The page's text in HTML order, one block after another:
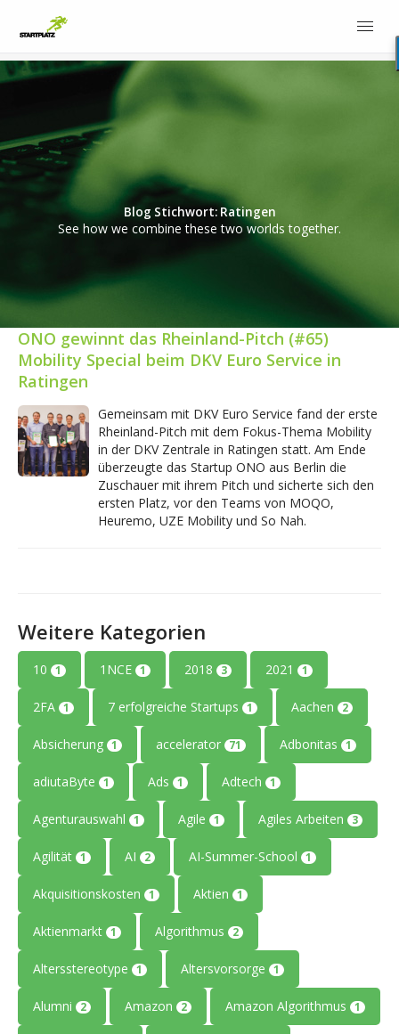
Blog Stichwort: Ratingen
See how we combine these two worlds together.
ONO gewinnt das Rheinland-Pitch (#65)
Mobility Special beim DKV Euro Service in
Ratingen
Gemeinsam mit DKV Euro Service fand der erste
Rheinland-Pitch mit dem Fokus-Thema Mobility
in der DKV Zentrale in Ratingen statt. Am Ende
überzeugte das Startup ONO aus Berlin die
Zuschauer mit ihrem Pitch und sicherte sich den
ersten Platz, vor den Teams von MOQO,
Heuremo, UZE Mobility und So Nah.
Weitere Kategorien
10 1 1NCE 1 2018 3 2021 1
2FA 1 7 erfolgreiche Startups 1 Aachen 2
Absicherung 1 accelerator 71 Adbonitas 1
adiutaByte 1 Ads 1 Adtech 1
Agenturauswahl 1 Agile 1 Agiles Arbeiten 3
Agilität 1 AI 2 AI-Summer-School 1
Akquisitionskosten 1 Aktien 1
Aktienmarkt 1 Algorithmus 2
Altersstereotype 1 Altersvorsorge 1
Alumni 2 Amazon 2 Amazon Algorithmus 1